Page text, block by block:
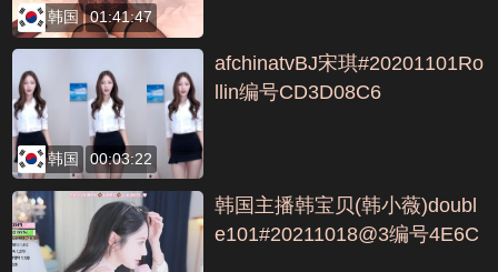
韩国 01:41:47
韩国 00:03:22
afchinatvBJ宋琪#20201101Ro
llin编号CD3D08C6
韩国主播韩宝贝(韩小薇)doubl
e101#20211018@3编号4E6C